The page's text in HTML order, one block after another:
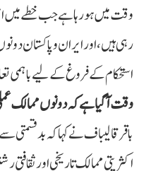
وقت میں ہو رہا ہے جب خطے میں
رہی ہیں، اور ایران و پاکستان
استحکام کے فروغ کے لیے باہمی
وقت آگیا ہے کہ دونوں ممالک
باقرقالیباف نے کہا کہ بدقسمتی
اکثریتی ممالک تاریخی اور